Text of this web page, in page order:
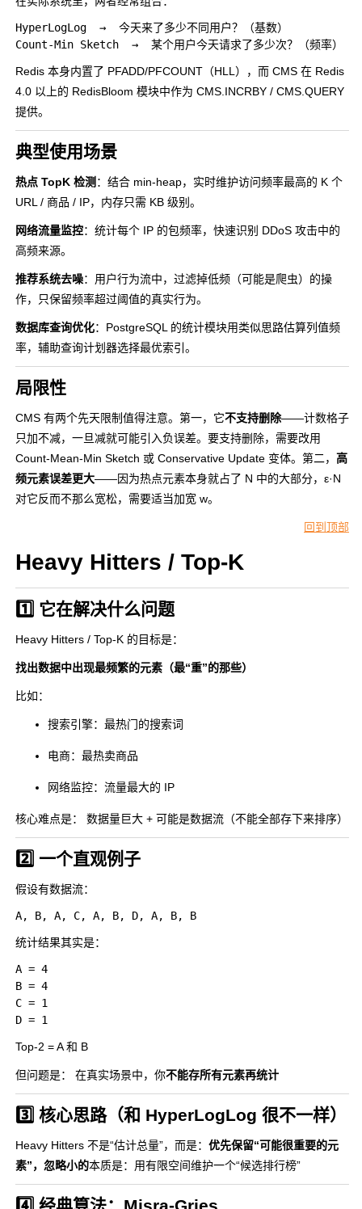
HyperLogLog  →  今天来了多少不同用户？（基数）
Redis 本身内置了 PFADD/PFCOUNT （HLL），而 CMS 在 Redis
4.0 以上的 RedisBloom 模块中作为 CMS.INCRBY / CMS.QUERY
提供。
典型使用场景
热点 TopK 检测 ：结合 min-heap，实时维护访问频率最高的 K 个
URL / 商品 / IP，内存只需 KB 级别。
网络流量监控：统计每个 IP 的包频率，快速识别 DDoS 攻击中的
高频来源。
推荐系统去噪：用户行为流中，过滤掉低频（可能是爬虫）的操
作，只保留频率超过阈值的真实行为。
数据库查询优化：PostgreSQL 的统计模块用类似思路估算列值频
率，辅助查询计划器选择最优索引。
局限性
CMS 有两个先天限制值得注意。第一，它不支持删除——计数格子
只加不减，一旦减就可能引入负误差。要支持删除，需要改用
Count-Mean-Min Sketch 或 Conservative Update 变体。第二， 高
频元素误差更大——因为热点元素本身就占了 N 中的大部分，ε·N
对它反而不那么宽松，需要适当加宽 w。
回到顶部
Heavy Hitters / Top-K
1️⃣ 它在解决什么问题
Heavy Hitters / Top-K 的目标是：
找出数据中出现最频繁的元素（最“重”的那些）
比如：
搜索引擎：最热门的搜索词
电商：最热卖商品
网络监控：流量最大的 IP
核心难点是： 数据量巨大 + 可能是数据流（不能全部存下来排序）
2️⃣ 一个直观例子
假设有数据流：
统计结果其实是：
A = 4
B = 4
C = 1
Top-2 = A 和 B
但问题是： 在真实场景中，你不能存所有元素再统计
3️⃣ 核心思路（和 HyperLogLog 很不一样）
Heavy Hitters 不是“估计总量”，而是： 优先保留“可能很重要的元
素”，忽略小的本质是：用有限空间维护一个“候选排行榜”